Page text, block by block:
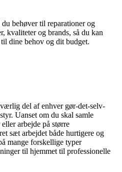
behøver til reparationer og
kvaliteter og brands, så du kan
dine behov og dit budget.
del af enhver gør-det-selv-
Uanset om du skal samle
arbejde på større
sæt arbejdet både hurtigere og
mange forskellige typer
til hjemmet til professionelle